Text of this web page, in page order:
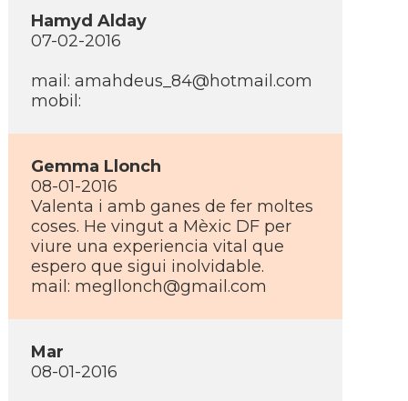
Hamyd Alday
07-02-2016
mail: amahdeus_84@hotmail.com
mobil:
Gemma Llonch
08-01-2016
Valenta i amb ganes de fer moltes
coses. He vingut a Mèxic DF per
viure una experiencia vital que
espero que sigui inolvidable.
mail: megllonch@gmail.com
Mar
08-01-2016